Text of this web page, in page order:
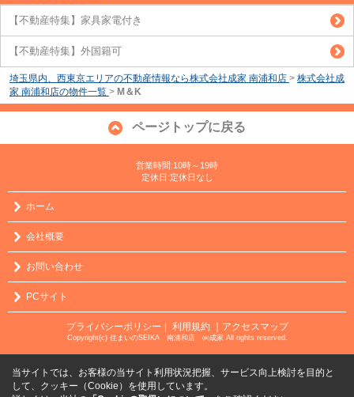
【不動産特集】家具家電付き
【不動産特集】外国籍可
埼玉県内、西東京エリアの不動産情報なら株式会社成家 南浦和店 > 株式会社成
家 南浦和店の物件一覧 > M＆K
ページトップに戻る
営業時間:10時～19時
定休日:定休日なし
ホーム
会社概要
お問い合わせ
PCサイト
プライバシーポリシー 利用規約 ｜アクセスマップ
Copyright(c) 住まいのSEIKA 南浦和店 ㈱成家 All rights reserved.
当サイトでは、お客様の当サイト利用状況把握、サービス向上検討を目的と
して、クッキー（Cookie）を使用しています。